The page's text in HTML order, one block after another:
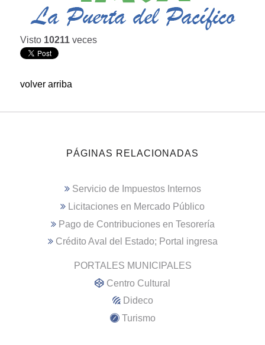
Visto 10211 veces
volver arriba
PÁGINAS RELACIONADAS
Servicio de Impuestos Internos
Licitaciones en Mercado Público
Pago de Contribuciones en Tesorería
Crédito Aval del Estado; Portal ingresa
PORTALES MUNICIPALES
Centro Cultural
Dideco
Turismo